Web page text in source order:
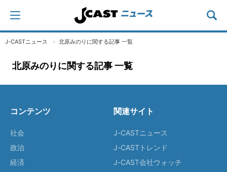
J-CASTニュース 北原みのりに関する記事 一覧
北原みのりに関する記事 一覧
コンテンツ
社会
政治
経済
関連サイト
J-CASTニュース
J-CASTトレンド
J-CAST会社ウォッチ